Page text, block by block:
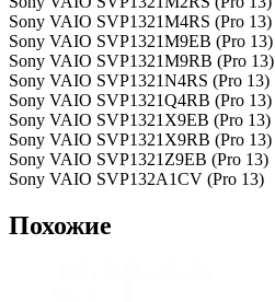
Sony VAIO SVP1321M4RS (Pro 13)
Sony VAIO SVP1321M9EB (Pro 13)
Sony VAIO SVP1321M9RB (Pro 13)
Sony VAIO SVP1321N4RS (Pro 13)
Sony VAIO SVP1321Q4RB (Pro 13)
Sony VAIO SVP1321X9EB (Pro 13)
Sony VAIO SVP1321X9RB (Pro 13)
Sony VAIO SVP1321Z9EB (Pro 13)
Sony VAIO SVP132A1CV (Pro 13)
Похожие